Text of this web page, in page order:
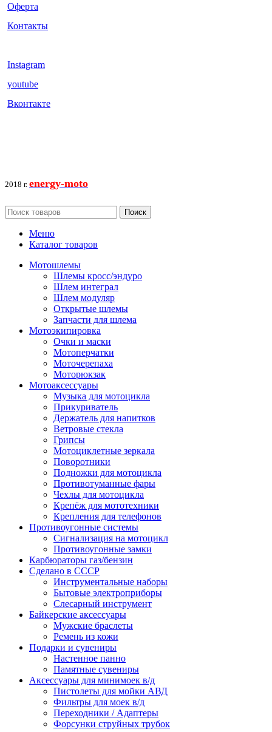
Оферта
Контакты
Instagram
youtube
Вконтакте
2018 г. energy-moto
Поиск
Меню
Каталог товаров
Мотошлемы
Шлемы кросс/эндуро
Шлем интеграл
Шлем модуляр
Открытые шлемы
Запчасти для шлема
Мотоэкипировка
Очки и маски
Мотоперчатки
Моточерепаха
Моторюкзак
Мотоаксессуары
Музыка для мотоцикла
Прикуриватель
Держатель для напитков
Ветровые стекла
Грипсы
Мотоциклетные зеркала
Поворотники
Подножки для мотоцикла
Противотуманные фары
Чехлы для мотоцикла
Крепёж для мототехники
Крепления для телефонов
Противоугонные системы
Сигнализация на мотоцикл
Противоугонные замки
Карбюраторы газ/бензин
Сделано в СССР
Инструментальные наборы
Бытовые электроприборы
Слесарный инструмент
Байкерские аксессуары
Мужские браслеты
Ремень из кожи
Подарки и сувениры
Настенное панно
Памятные сувениры
Аксессуары для минимоек в/д
Пистолеты для мойки АВД
Фильтры для моек в/д
Переходники / Адаптеры
Форсунки струйных трубок